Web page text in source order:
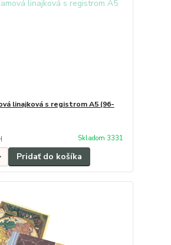
linajková s registrom A5 (96-
Skladom 3331
Pridať do košíka